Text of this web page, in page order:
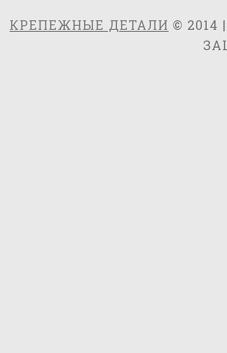
КРЕПЕЖНЫЕ ДЕТАЛИ © 2014